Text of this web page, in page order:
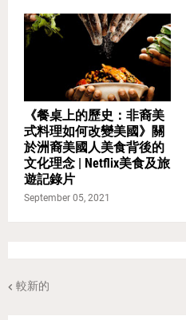
《餐桌上的歷史：非裔美
式料理如何改變美國》關
於洲裔美國人美食背後的
文化理念 | Netflix美食及旅
遊記錄片
September 05, 2021
較新的